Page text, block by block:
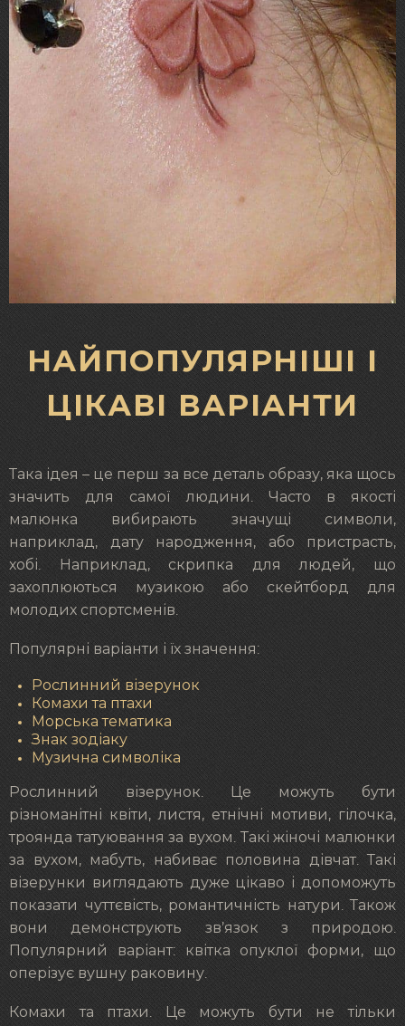
НАЙПОПУЛЯРНІШІ І
ЦІКАВІ ВАРІАНТИ
Така ідея – це перш за все деталь образу, яка щось
значить для самої людини. Часто в якості
малюнка вибирають значущі символи,
наприклад, дату народження, або пристрасть,
хобі. Наприклад, скрипка для людей, що
захоплюються музикою або скейтборд для
молодих спортсменів.
Популярні варіанти і їх значення:
Рослинний візерунок
Комахи та птахи
Морська тематика
Знак зодіаку
Музична символіка
Рослинний візерунок. Це можуть бути
різноманітні квіти, листя, етнічні мотиви, гілочка,
троянда татуювання за вухом. Такі жіночі малюнки
за вухом, мабуть, набиває половина дівчат. Такі
візерунки виглядають дуже цікаво і допоможуть
показати чуттєвість, романтичність натури. Також
вони демонструють зв’язок з природою.
Популярний варіант: квітка опуклої форми, що
оперізує вушну раковину.
Комахи та птахи. Це можуть бути не тільки